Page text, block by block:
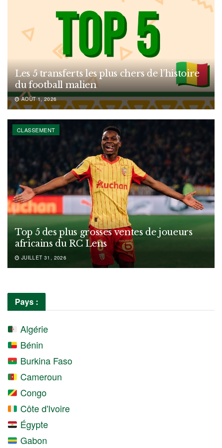
Les 5 transferts les plus chers de l’histoire
du football malien
AOÛT 1, 2026
CLASSEMENT
Top 5 des plus grosses ventes de joueurs
africains du RC Lens
JUILLET 31, 2026
Pays :
Algérie
Bénin
Burkina Faso
Cameroun
Congo
Côte d'Ivoire
Égypte
Gabon